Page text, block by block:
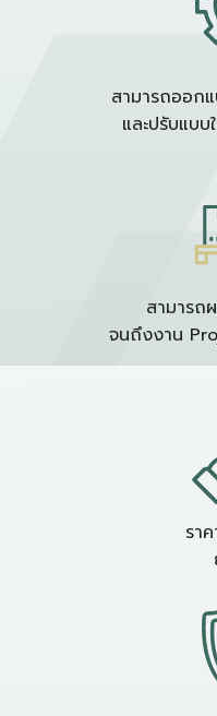
สามารถออก
และปรับแบบ
สามารถ
จนถึงงาน
รา